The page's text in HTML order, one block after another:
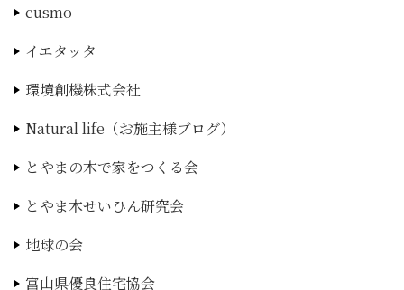
cusmo
イエタッタ
環境創機株式会社
Natural life（お施主様ブログ）
とやまの木で家をつくる会
とやま木せいひん研究会
地球の会
富山県優良住宅協会